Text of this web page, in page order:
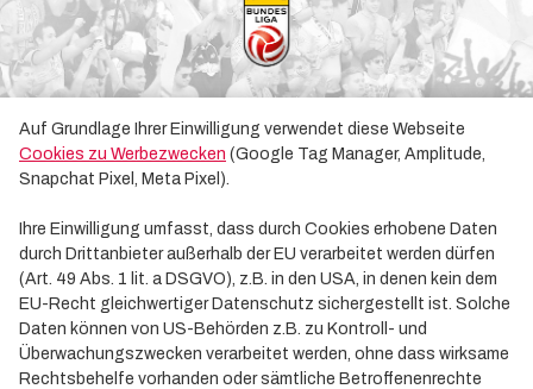
Bundesliga
Auf Grundlage Ihrer Einwilligung verwendet diese Webseite
Cookies zu Werbezwecken (Google Tag Manager, Amplitude,
Snapchat Pixel, Meta Pixel).
Ihre Einwilligung umfasst, dass durch Cookies erhobene Daten
durch Drittanbieter außerhalb der EU verarbeitet werden dürfen
(Art. 49 Abs. 1 lit. a DSGVO), z.B. in den USA, in denen kein dem
EU-Recht gleichwertiger Datenschutz sichergestellt ist. Solche
Daten können von US-Behörden z.B. zu Kontroll- und
Überwachungszwecken verarbeitet werden, ohne dass wirksame
Rechtsbehelfe vorhanden oder sämtliche Betroffenenrechte